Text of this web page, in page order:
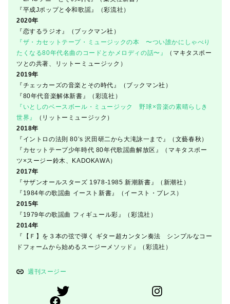
『平成Jポップと令和歌謡』（彩流社）
2020年
『恋するラジオ』（ブックマン社）
『ザ・カセットテープ・ミュージックの本 〜つい誰かにしゃべり
たくなる80年代名曲のコードとかメロディの話〜』
（マキタスポー
ツとの共著、リットーミュージック）
2019年
『チェッカーズの音楽とその時代』（ブックマン社）
『80年代音楽解体新書』（彩流社）
『いとしのベースボール・ミュージック 野球×音楽の素晴らしき
世界』
（リットーミュージック）
2018年
『イントロの法則 80’s 沢田研二から大滝詠一まで』（文藝春秋）
『カセットテープ少年時代 80年代歌謡曲解放区』（マキタスポー
ツ×スージー鈴木、KADOKAWA）
2017年
『サザンオールスターズ 1978-1985 新潮新書』（新潮社）
『1984年の歌謡曲 イースト新書』（イースト・プレス）
2015年
『1979年の歌謡曲 フィギュール彩』（彩流社）
2014年
『【Ｆ】を３本の弦で弾く ギター超カンタン奏法 シンプルなコー
ドフォームから始めるスージーメソッド』（彩流社）
週刊スージー